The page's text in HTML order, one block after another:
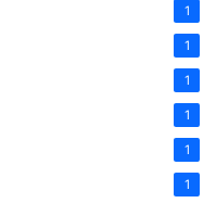
1
1
1
1
1
1